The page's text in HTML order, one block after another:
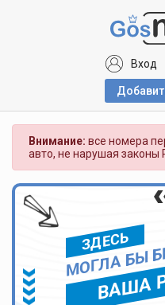
Вход
Внимание: все номера
авто, не нарушая законы
ЗДЕСЬ
МОГЛА БЫ
ВАША